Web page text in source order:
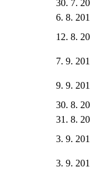
30. 7.
6. 8.
12. 8.
7. 9.
9. 9.
30. 8.
31. 8.
3. 9.
3. 9.